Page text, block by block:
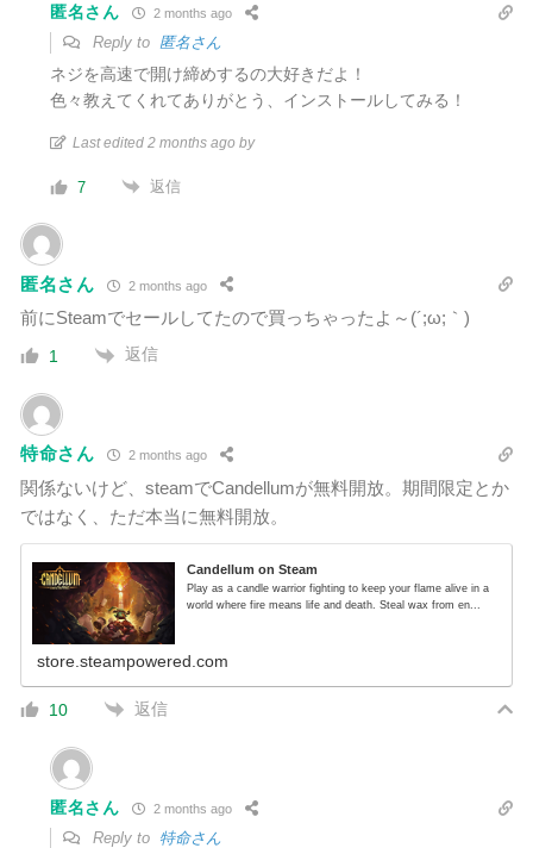
匿名さん 2 months ago
Reply to 匿名さん
ネジを高速で開け締めするの大好きだよ！
色々教えてくれてありがとう、インストールしてみる！
Last edited 2 months ago by
7 返信
匿名さん 2 months ago
前にSteamでセールしてたので買っちゃったよ～(´;ω;｀)
1 返信
特命さん 2 months ago
関係ないけど、steamでCandellumが無料開放。期間限定とか
ではなく、ただ本当に無料開放。
Candellum on Steam
Play as a candle warrior fighting to keep your flame alive in a
world where fire means life and death. Steal wax from en...
store.steampowered.com
10 返信
匿名さん 2 months ago
Reply to 特命さん